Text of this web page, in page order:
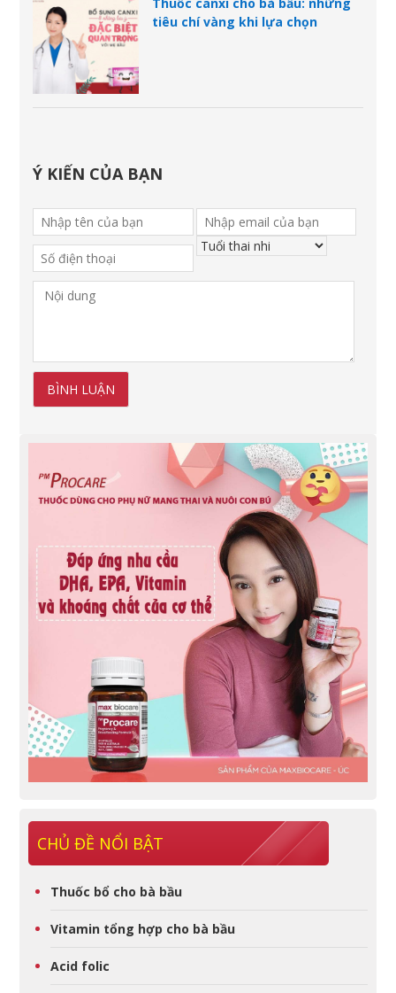
tiêu chí vàng khi lựa chọn
Ý KIẾN CỦA BẠN
CHỦ ĐỀ NỔI BẬT
Thuốc bổ cho bà bầu
Vitamin tổng hợp cho bà bầu
Acid folic